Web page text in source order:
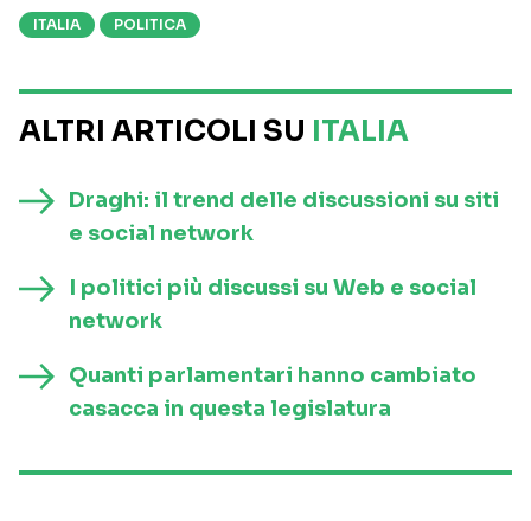
ITALIA POLITICA
ALTRI ARTICOLI SU ITALIA
Draghi: il trend delle discussioni su siti
e social network
I politici più discussi su Web e social
network
Quanti parlamentari hanno cambiato
casacca in questa legislatura